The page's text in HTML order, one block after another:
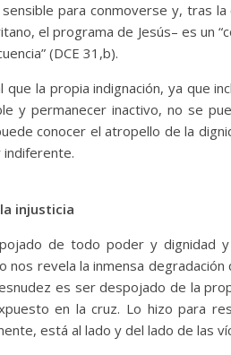
para conmoverse y, tras la
el programa de Jesús– es un
(DCE 31,b).
la propia indignación, ya que
y permanecer inactivo, no se
conocer el atropello de la
indiferente.
injusticia
de todo poder y dignidad
nos revela la inmensa
es ser despojado de la
en la cruz. Lo hizo para
está al lado y del lado de las